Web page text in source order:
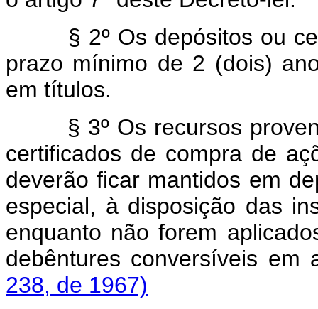
§ 2º Os depósitos ou
prazo mínimo de 2 (dois)
em títulos.
§ 3º Os recursos
certificados de compra de
deverão ficar mantidos em
especial, à disposição das
enquanto não forem
debêntures conversíveis em
238, de 1967)